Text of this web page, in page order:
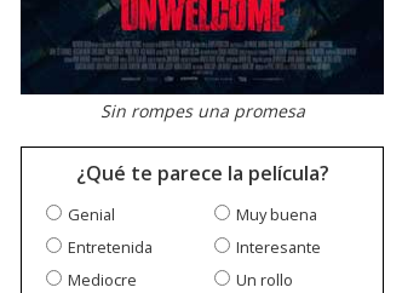
Sin rompes una promesa
¿Qué te parece la película?
Genial
Muy buena
Entretenida
Interesante
Mediocre
Un rollo